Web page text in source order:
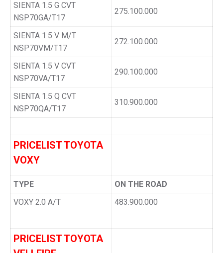
SIENTA 1.5 G CVT
NSP70GA/T17
275.100.000
SIENTA 1.5 V M/T
NSP70VM/T17
272.100.000
SIENTA 1.5 V CVT
NSP70VA/T17
290.100.000
SIENTA 1.5 Q CVT
NSP70QA/T17
310.900.000
PRICELIST TOYOTA
VOXY
TYPE
ON THE ROAD
VOXY 2.0 A/T
483.900.000
PRICELIST TOYOTA